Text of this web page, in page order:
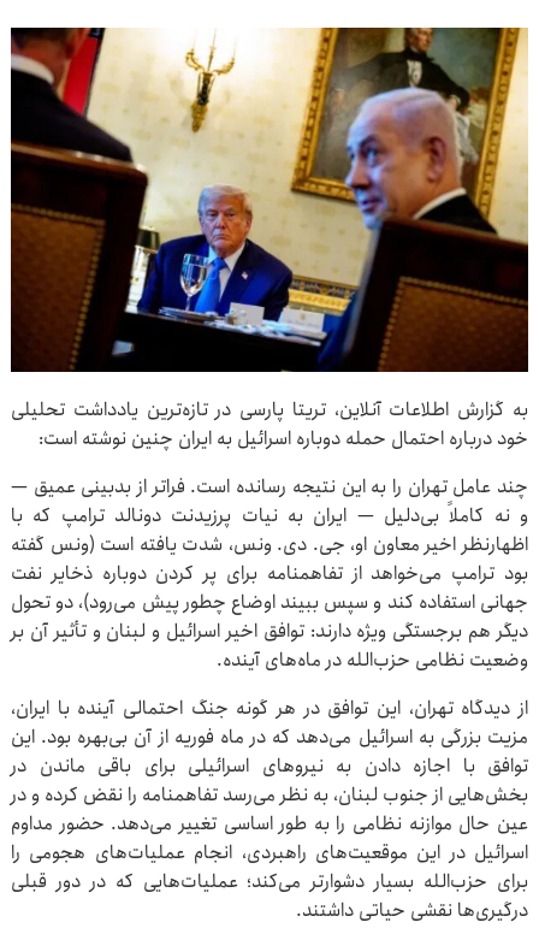
به گزارش اطلاعات آنلاین، تریتا پارسی در تازه‌ترین یادداشت تحلیلی
خود درباره احتمال حمله دوباره اسرائیل به ایران چنین نوشته است:
چند عامل تهران را به این نتیجه رسانده است. فراتر از بدبینی عمیق —
و نه کاملاً بی‌دلیل — ایران به نیات پرزیدنت دونالد ترامپ که با
اظهارنظر اخیر معاون او، جی. دی. ونس، شدت یافته است (ونس گفته
بود ترامپ می‌خواهد از تفاهمنامه برای پر کردن دوباره ذخایر نفت
جهانی استفاده کند و سپس ببیند اوضاع چطور پیش می‌رود)، دو تحول
دیگر هم برجستگی ویژه دارند: توافق اخیر اسرائیل و لبنان و تأثیر آن بر
وضعیت نظامی حزب‌الله در ماه‌های آینده.
از دیدگاه تهران، این توافق در هر گونه جنگ احتمالی آینده با ایران،
مزیت بزرگی به اسرائیل می‌دهد که در ماه فوریه از آن بی‌بهره بود. این
توافق با اجازه دادن به نیروهای اسرائیلی برای باقی ماندن در
بخش‌هایی از جنوب لبنان، به نظر می‌رسد تفاهمنامه را نقض کرده و در
عین حال موازنه نظامی را به طور اساسی تغییر می‌دهد. حضور مداوم
اسرائیل در این موقعیت‌های راهبردی، انجام عملیات‌های هجومی را
برای حزب‌الله بسیار دشوارتر می‌کند؛ عملیات‌هایی که در دور قبلی
درگیری‌ها نقشی حیاتی داشتند.